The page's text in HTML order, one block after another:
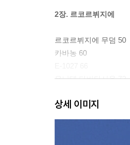
2장. 르코르뷔지에
르코르뷔지에 무덤 50
카바농 60
유니테 다비타시옹 72
3장. 남프랑스의 세 자매
상세 이미지